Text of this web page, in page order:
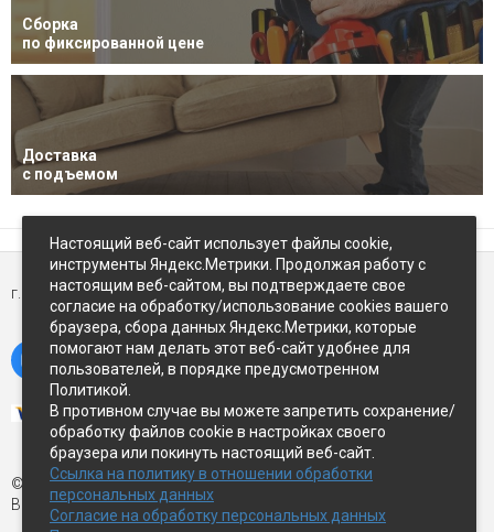
Сборка
по фиксированной цене
Доставка
с подъемом
г. Петропавловск-Камчатский,ул Восточное-шоссе, д.5
© Экспострой, 2026 г.
Все права защищены
Настоящий веб-сайт использует файлы cookie,
инструменты Яндекс.Метрики. Продолжая работу с
настоящим веб-сайтом, вы подтверждаете свое
согласие на обработку/использование cookies вашего
браузера, сбора данных Яндекс.Метрики, которые
помогают нам делать этот веб-сайт удобнее для
пользователей, в порядке предусмотренном
Политикой.
В противном случае вы можете запретить сохранение/
обработку файлов cookie в настройках своего
браузера или покинуть настоящий веб-сайт.
Ссылка на политику в отношении обработки
персональных данных
Согласие на обработку персональных данных